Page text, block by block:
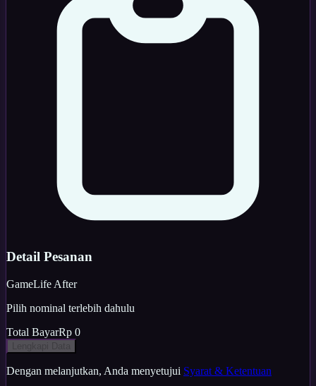
Detail Pesanan
GameLife After
Pilih nominal terlebih dahulu
Total BayarRp 0
Dengan melanjutkan, Anda menyetujui Syarat & Ketentuan